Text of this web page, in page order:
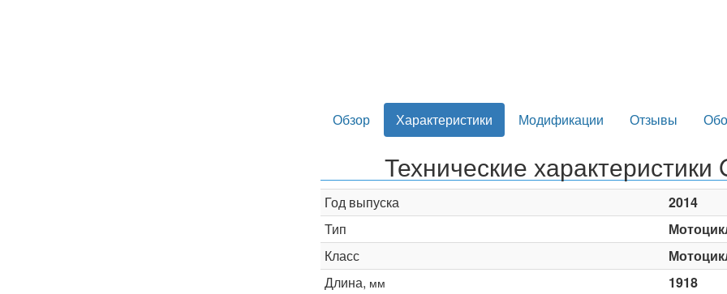
Обзор Характеристики Модификации Отзывы
Технические
Год выпуска
2014
Тип
Класс
Длина, мм
1918